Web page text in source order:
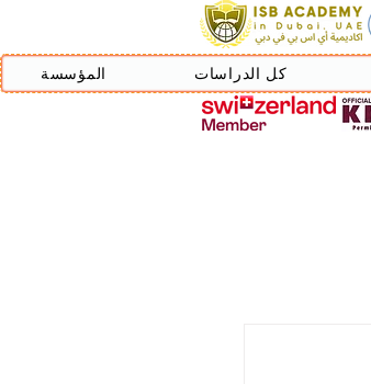
المؤسسة كل الدراسات